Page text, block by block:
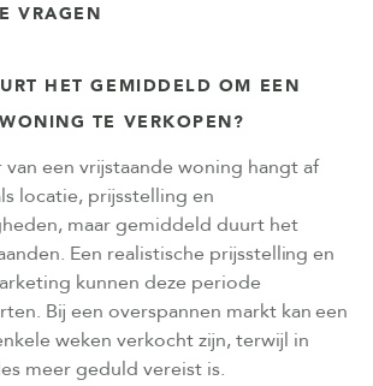
VRAGEN
HET GEMIDDELD OM EEN
TE VERKOPEN?
een vrijstaande woning hangt af
locatie, prijsstelling en
maar gemiddeld duurt het
Een realistische prijsstelling en
kunnen deze periode
Bij een overspannen markt kan een
weken verkocht zijn, terwijl in
meer geduld vereist is.